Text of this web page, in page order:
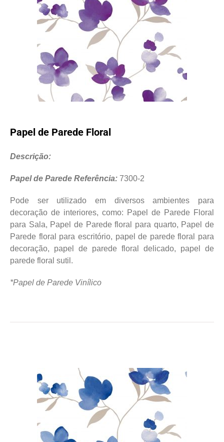
Papel de Parede Floral
Descrição:
Papel de Parede Referência: 7300-2
Pode ser utilizado em diversos ambientes para
decoração de interiores, como: Papel de Parede Floral
para Sala, Papel de Parede floral para quarto, Papel de
Parede floral para escritório, papel de parede floral para
decoração, papel de parede floral delicado, papel de
parede floral sutil.
*Papel de Parede Vinílico